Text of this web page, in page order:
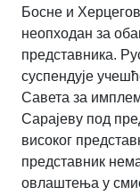
Босне и
неопходан за
представника.
суспендује
Савета за
Сарајеву под
високог
представник
овлаштења у